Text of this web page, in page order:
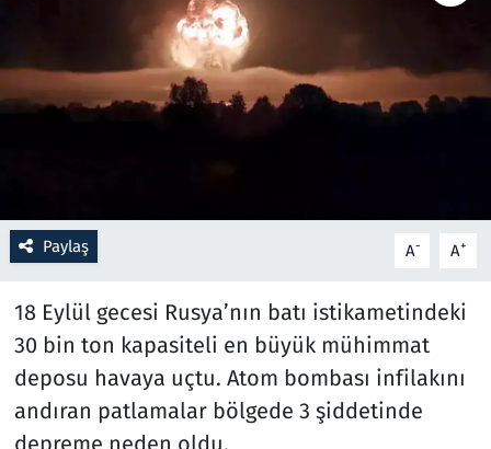
Paylaş A- A+
18 Eylül gecesi Rusya’nın batı istikametindeki
30 bin ton kapasiteli en büyük mühimmat
deposu havaya uçtu. Atom bombası infilakını
andıran patlamalar bölgede 3 şiddetinde
depreme neden oldu.
Resmi İlanlar
Rüya Tabirleri
Seçim 2023
Spor
Teknoloji ve Bilim
Televizyon